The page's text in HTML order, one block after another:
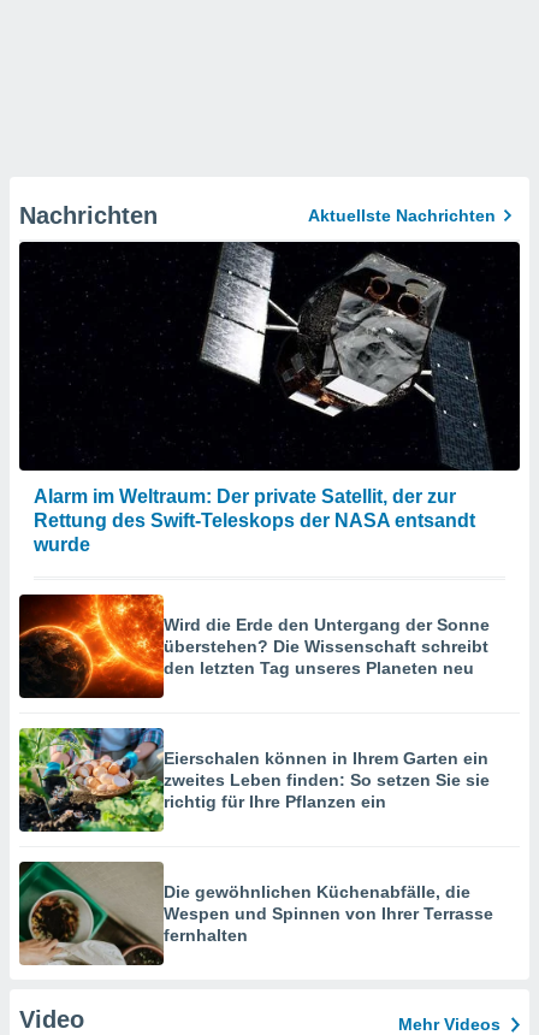
Nachrichten Aktuellste Nachrichten
Alarm im Weltraum: Der private Satellit, der zur
Rettung des Swift-Teleskops der NASA entsandt
wurde
Wird die Erde den Untergang der Sonne
überstehen? Die Wissenschaft schreibt
den letzten Tag unseres Planeten neu
Eierschalen können in Ihrem Garten ein
zweites Leben finden: So setzen Sie sie
richtig für Ihre Pflanzen ein
Die gewöhnlichen Küchenabfälle, die
Wespen und Spinnen von Ihrer Terrasse
fernhalten
Video Mehr Videos